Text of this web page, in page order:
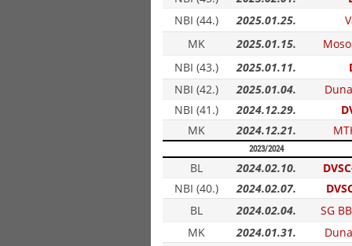
NBI (44.)
2025.01.25.
MK
2025.01.15.
NBI (43.)
2025.01.11.
NBI (42.)
2025.01.04.
NBI (41.)
2024.12.29.
MK
2024.12.21.
2023/2024
BL 2024.02.10.
NBI (40.)
2024.02.07.
BL
2024.02.04.
SG
MK
2024.01.31.